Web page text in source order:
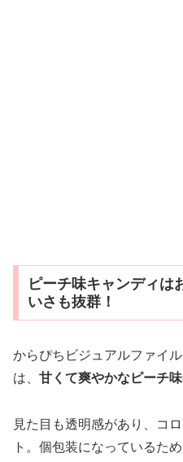
ピーチ味キャンディは
いさも抜群！
からぴちビジュアルファイ
は、 甘くて爽やかなピーチ
見た目も透明感があり、コ
ト。個包装になっているた